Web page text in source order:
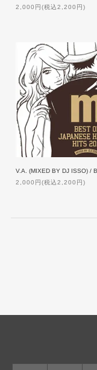
2,000円(税込2,200円)
2,000円(税込2,200円)